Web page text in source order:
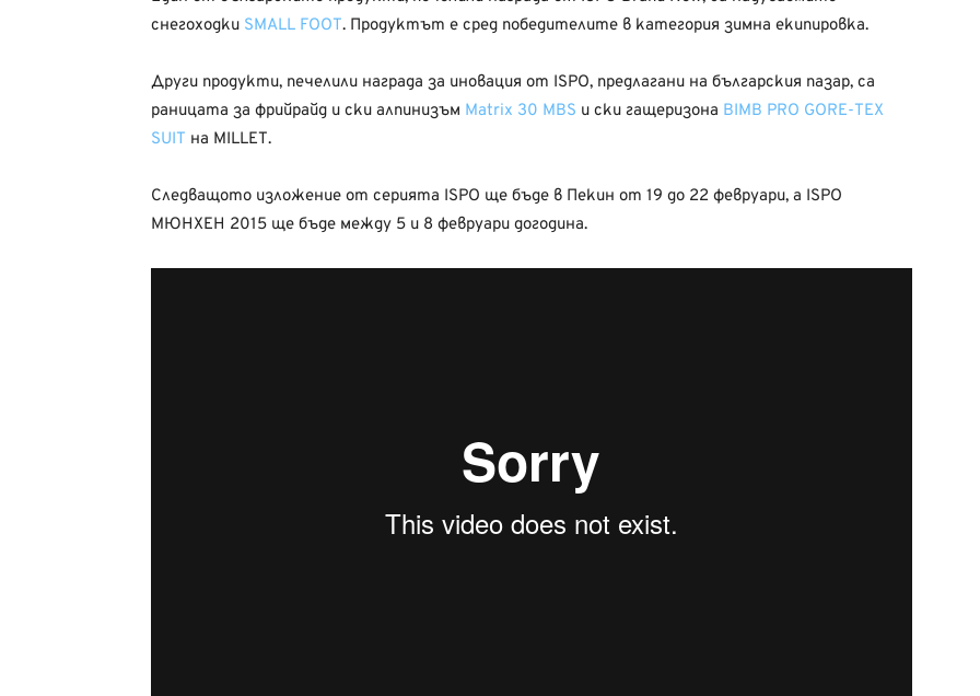
снегоходки SMALL FOOT. Продуктът е сред победителите в категория зимна екипировка.
Други продукти, печелили награда за иновация от ISPO, предлагани на българския пазар, са
раницата за фрийрайд и ски алпинизъм Matrix 30 MBS и ски гащеризона BIMB PRO GORE-TEX
SUIT на MILLET.
Следващото изложение от серията ISPO ще бъде в Пекин от 19 до 22 февруари, а ISPO
МЮНХЕН 2015 ще бъде между 5 и 8 февруари догодина.